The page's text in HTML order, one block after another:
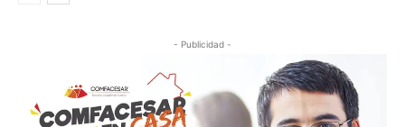
- Publicidad -